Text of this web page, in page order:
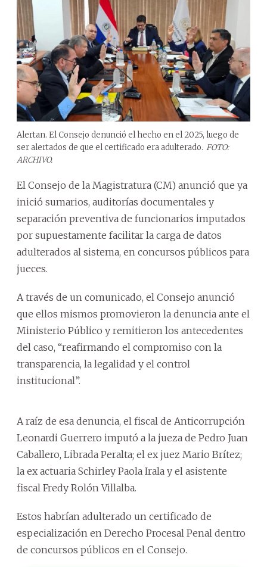
Alertan. El Consejo denunció el hecho en el 2025, luego de
ser alertados de que el certificado era adulterado. FOTO:
ARCHIVO.
El Consejo de la Magistratura (CM) anunció que ya
inició sumarios, auditorías documentales y
separación preventiva de funcionarios imputados
por supuestamente facilitar la carga de datos
adulterados al sistema, en concursos públicos para
jueces.
A través de un comunicado, el Consejo anunció
que ellos mismos promovieron la denuncia ante el
Ministerio Público y remitieron los antecedentes
del caso, “reafirmando el compromiso con la
transparencia, la legalidad y el control
institucional”.
A raíz de esa denuncia, el fiscal de Anticorrupción
Leonardi Guerrero imputó a la jueza de Pedro Juan
Caballero, Librada Peralta; el ex juez Mario Brítez;
la ex actuaria Schirley Paola Irala y el asistente
fiscal Fredy Rolón Villalba.
Estos habrían adulterado un certificado de
especialización en Derecho Procesal Penal dentro
de concursos públicos en el Consejo.